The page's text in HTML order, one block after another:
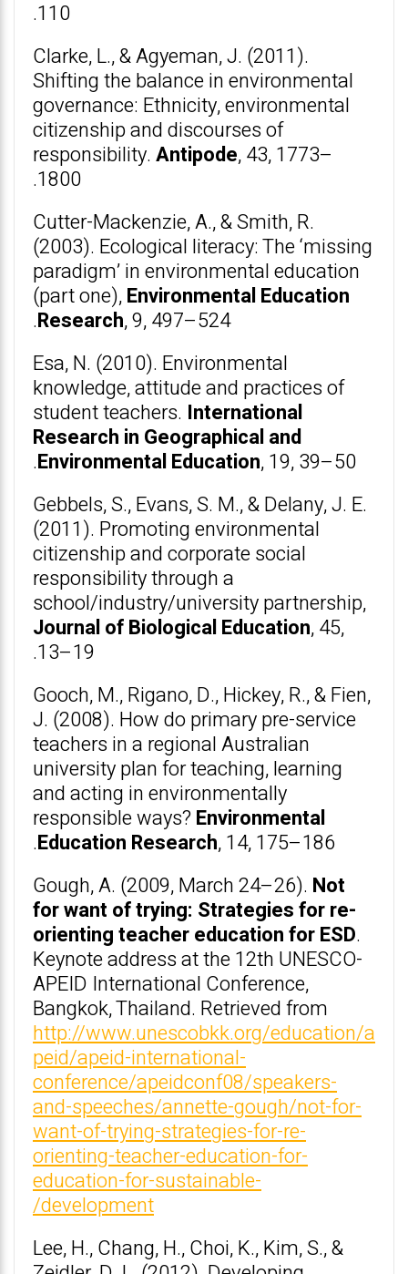
110.
Clarke, L., & Agyeman, J. (2011).
Shifting the balance in environmental
governance: Ethnicity, environmental
citizenship and discourses of
responsibility. Antipode, 43, 1773–
1800.
Cutter-Mackenzie, A., & Smith, R.
(2003). Ecological literacy: The ‘missing
paradigm’ in environmental education
(part one),Environmental Education
Research, 9, 497–524.
Esa, N. (2010). Environmental
knowledge, attitude and practices of
student teachers. International
Research in Geographical and
Environmental Education, 19, 39–50.
Gebbels, S., Evans, S. M., & Delany, J. E.
(2011). Promoting environmental
citizenship and corporate social
responsibility through a
school/industry/university partnership,
Journal of Biological Education, 45,
13–19.
Gooch, M., Rigano, D., Hickey, R., & Fien,
J. (2008). How do primary pre-service
teachers in a regional Australian
university plan for teaching, learning
and acting in environmentally
responsible ways?Environmental
Education Research, 14, 175–186.
Gough, A. (2009, March 24–26). Not
for want of trying: Strategies for re-
orienting teacher education for ESD.
Keynote address at the 12th UNESCO-
APEID International Conference,
Bangkok, Thailand. Retrieved from
http://www.unescobkk.org/education/a
peid/apeid-international-
conference/apeidconf08/speakers-
and-speeches/annette-gough/not-for-
want-of-trying-strategies-for-re-
orienting-teacher-education-for-
education-for-sustainable-
development/
Lee, H., Chang, H., Choi, K., Kim, S., &